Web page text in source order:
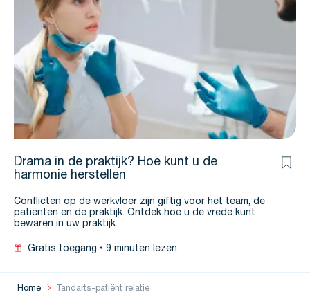
Drama in de praktijk? Hoe kunt u de
harmonie herstellen
Conflicten op de werkvloer zijn giftig voor het team, de
patiënten en de praktijk. Ontdek hoe u de vrede kunt
bewaren in uw praktijk.
Gratis toegang 9 minuten lezen
Home Tandarts-patiënt relatie